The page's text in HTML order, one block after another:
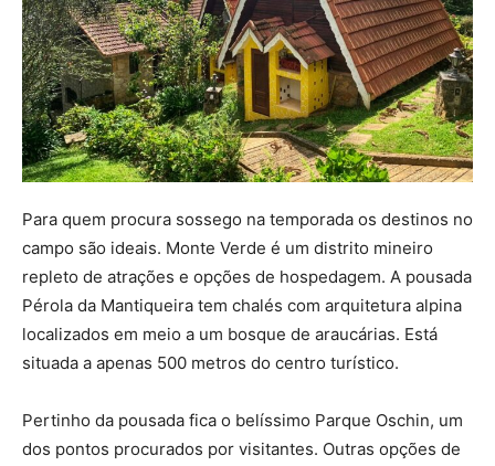
Para quem procura sossego na temporada os destinos no
campo são ideais. Monte Verde é um distrito mineiro
repleto de atrações e opções de hospedagem. A pousada
Pérola da Mantiqueira tem chalés com arquitetura alpina
localizados em meio a um bosque de araucárias. Está
situada a apenas 500 metros do centro turístico.
Pertinho da pousada fica o belíssimo Parque Oschin, um
dos pontos procurados por visitantes. Outras opções de